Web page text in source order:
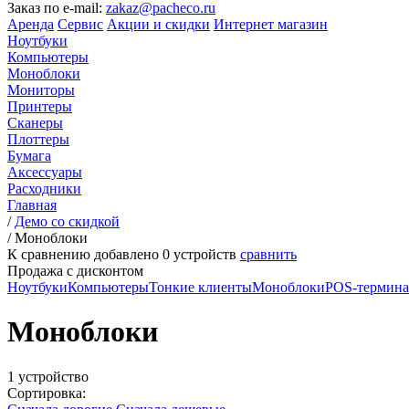
Заказ по e-mail: zakaz@pacheco.ru
Аренда Сервис Акции и скидки Интернет магазин
Ноутбуки
Компьютеры
Моноблоки
Мониторы
Принтеры
Сканеры
Плоттеры
Бумага
Аксессуары
Расходники
Главная
/ Демо со скидкой
/Моноблоки
К сравнению добавлено 0 устройств сравнить
Продажа с дисконтом
НоутбукиКомпьютерыТонкие клиентыМоноблокиPOS-
Моноблоки
1 устройство
Сортировка: